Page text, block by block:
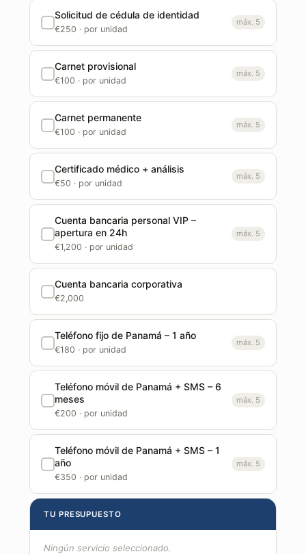
Solicitud de cédula de identidad
€250 · por unidad
máx. 5
Carnet provisional
€100 · por unidad
máx. 5
Carnet permanente
€100 · por unidad
máx. 5
Certificado médico + análisis
€50 · por unidad
máx. 5
Cuenta bancaria personal VIP –
apertura en 24h
€1,200 · por unidad
máx. 5
Cuenta bancaria corporativa
€2,000
Teléfono fijo de Panamá – 1 año
€180 · por unidad
máx. 5
Teléfono móvil de Panamá + SMS – 6
meses
€200 · por unidad
máx. 5
Teléfono móvil de Panamá + SMS – 1
año
€350 · por unidad
máx. 5
TU PRESUPUESTO
Ningún servicio seleccionado.